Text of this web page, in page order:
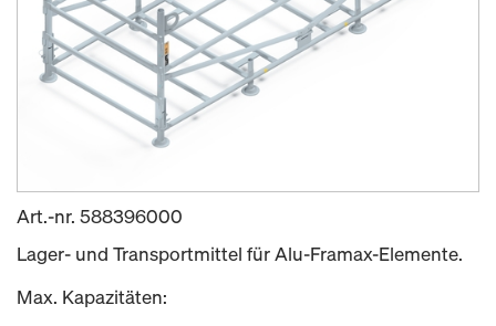
Art.-nr. 588396000
Lager- und Transportmittel für Alu-Framax-Elemente.
Max. Kapazitäten: